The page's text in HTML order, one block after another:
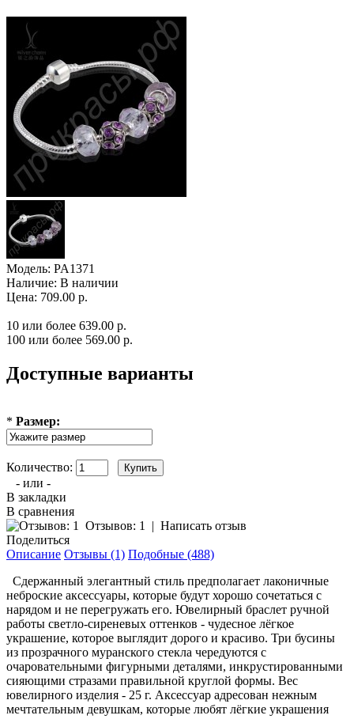
Модель: PA1371
Наличие: В наличии
Цена: 709.00 р.
10 или более 639.00 р.
100 или более 569.00 р.
Доступные варианты
* Размер:
Количество:
- или -
В закладки
В сравнения
Отзывов: 1
| Написать отзыв
Поделиться
Описание Отзывы (1) Подобные (488)
Сдержанный элегантный стиль предполагает лаконичные
неброские аксессуары, которые будут хорошо сочетаться с
нарядом и не перегружать его. Ювелирный браслет ручной
работы светло-сиреневых оттенков - чудесное лёгкое
украшение, которое выглядит дорого и красиво. Три бусины
из прозрачного муранского стекла чередуются с
очаровательными фигурными деталями, инкрустированными
сияющими стразами правильной круглой формы. Вес
ювелирного изделия - 25 г. Аксессуар адресован нежным
мечтательным девушкам, которые любят лёгкие украшения